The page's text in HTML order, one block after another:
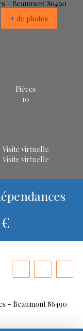
+ de photos
Pièces
10
Visite virtuelle
Visite virtuelle
€
- Beaumont 86490